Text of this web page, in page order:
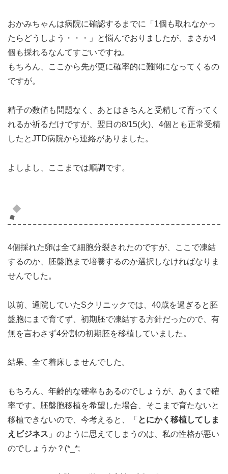
おかみちゃんは病院に確認するまでに「1個も取れなかっ
たらどうしよう・・・」と悩んでおりましたが、まさか4
個も採れるなんてすごいですね。
もちろん、ここから先が更に確率的に難関になってくるの
ですが。
精子の数値も問題なく、あとはきちんと受精して育ってく
れるか祈るだけですが、翌日の8/15(火)、4個とも正常受精
したとJTD病院から連絡がありました。
よしよし、ここまでは順調です。
4個採れた卵は全て細胞分裂されたのですが、ここで凍結
するのか、胚盤胞まで培養するのか選択しなければなりま
せんでした。
以前、通院していたSクリニックでは、40歳を過ぎると胚
盤胞にまで育てず、初期胚で凍結する方針だったので、有
無を言わさず4分割の初期胚を移植していました。
結果、全て着床しませんでした。
もちろん、年齢的な確率もあるのでしょうが、あくまで確
率です。胚盤胞移植を希望した場合、そこまで育たないと
移植できないので、今考えると、「 とにかく移植してしま
えビジネス 」のように思えてしまうのは、私の性格が悪い
のでしょうか？(*_*;